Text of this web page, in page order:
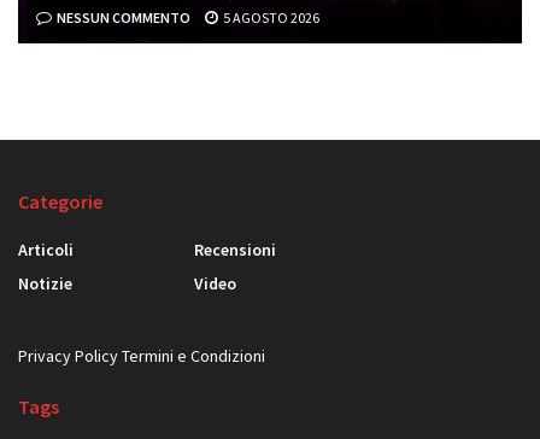
NESSUN COMMENTO 5 AGOSTO 2026
Categorie
Articoli
Notizie
Recensioni
Video
Privacy PolicyTermini e Condizioni
Tags